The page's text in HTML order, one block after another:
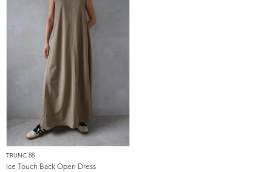
TRUNC 88
Ice Touch Back Open Dress